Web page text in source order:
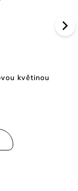
květinou
Next